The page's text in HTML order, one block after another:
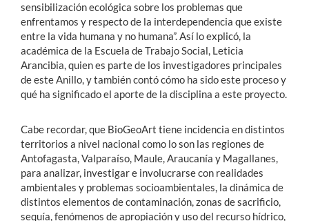
sensibilización ecológica sobre los problemas que
enfrentamos y respecto de la interdependencia que existe
entre la vida humana y no humana”. Así lo explicó, la
académica de la Escuela de Trabajo Social, Leticia
Arancibia, quien es parte de los investigadores principales
de este Anillo, y también contó cómo ha sido este proceso y
qué ha significado el aporte de la disciplina a este proyecto.
Cabe recordar, que BioGeoArt tiene incidencia en distintos
territorios a nivel nacional como lo son las regiones de
Antofagasta, Valparaíso, Maule, Araucanía y Magallanes,
para analizar, investigar e involucrarse con realidades
ambientales y problemas socioambientales, la dinámica de
distintos elementos de contaminación, zonas de sacrificio,
sequía, fenómenos de apropiación y uso del recurso hídrico,